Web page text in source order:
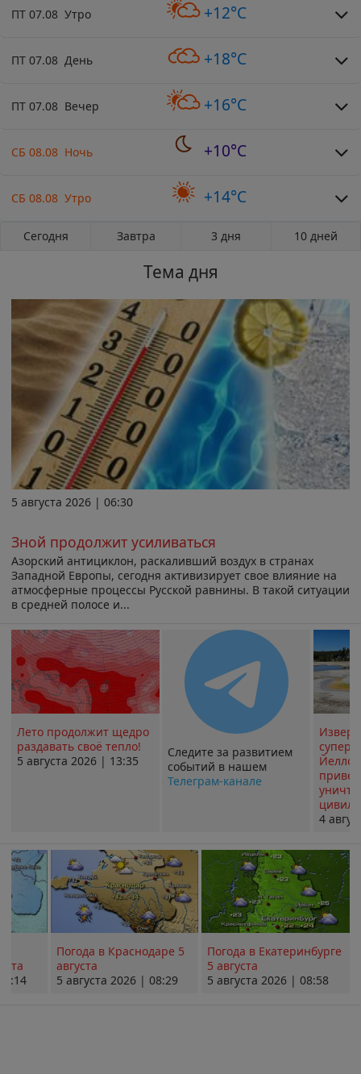
ПТ 07.08 Утро +12°C
ПТ 07.08 День +18°C
ПТ 07.08 Вечер +16°C
СБ 08.08 Ночь +10°C
СБ 08.08 Утро +14°C
Сегодня Завтра 3 дня 10 дней
Тема дня
5 августа 2026 | 06:30
Зной продолжит усиливаться
Азорский антициклон, раскаливший воздух в странах
Западной Европы, сегодня активизирует свое влияние на
атмосферные процессы Русской равнины. В такой ситуации
в средней полосе и...
Лето продолжит щедро
раздавать своё тепло!
5 августа 2026 | 13:35
Следите за развитием
событий в нашем
Телеграм-канале
4
Погода в Краснодаре 5
августа
5 августа 2026 | 08:29
Погода в Екатеринбурге
5 августа
5 августа 2026 | 08:58